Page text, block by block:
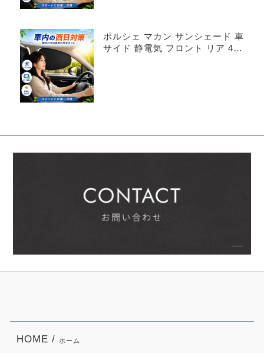
ポルシェ マカン サンシェード 車
サイド 静電気 フロント リア 4枚
HOME / ホーム